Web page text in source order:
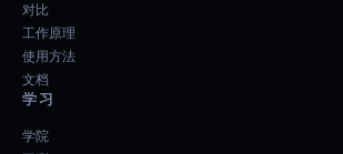
对比
工作原理
使用方法
文档
学习
学院